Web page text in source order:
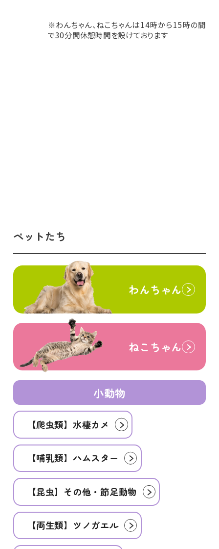
※わんちゃん、ねこちゃんは14時から15時の間
で30分間休憩時間を設けております
ペットたち
わんちゃん
ねこちゃん
小動物
【爬虫類】水棲カメ
【哺乳類】ハムスター
【昆虫】その他・節足動物
【両生類】ツノガエル